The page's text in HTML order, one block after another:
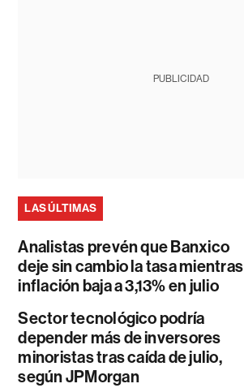
PUBLICIDAD
LAS ÚLTIMAS
Analistas prevén que Banxico
deje sin cambio la tasa mientras
inflación baja a 3,13% en julio
Sector tecnológico podría
depender más de inversores
minoristas tras caída de julio,
según JPMorgan